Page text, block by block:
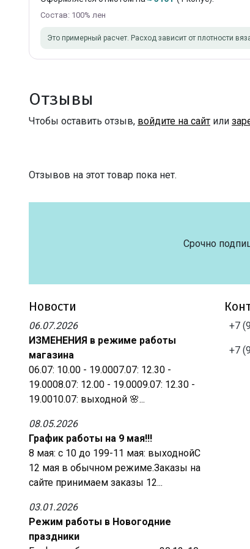
Состав: 100% лен
Это примерный расчет. Расход зависит от плотности
Отзывы
Чтобы оставить отзыв, войдите на сайт или
Отзывов на этот товар пока нет.
Срочно
Новости
06.07.2026
ИЗМЕНЕНИЯ в режиме работы
магазина
06.07: 10.00 - 19.0007.07: 12.30 -
19.0008.07: 12.00 - 19.0009.07: 12.30 -
19.0010.07: выходной 🌸...
08.05.2026
График работы на 9 мая!!!
8 мая: с 10 до 199-11 мая: выходнойС
12 мая в обычном режиме.Заказы на
сайте принимаем заказы 12...
03.01.2026
Режим работы в Новогодние
праздники
+7
+7